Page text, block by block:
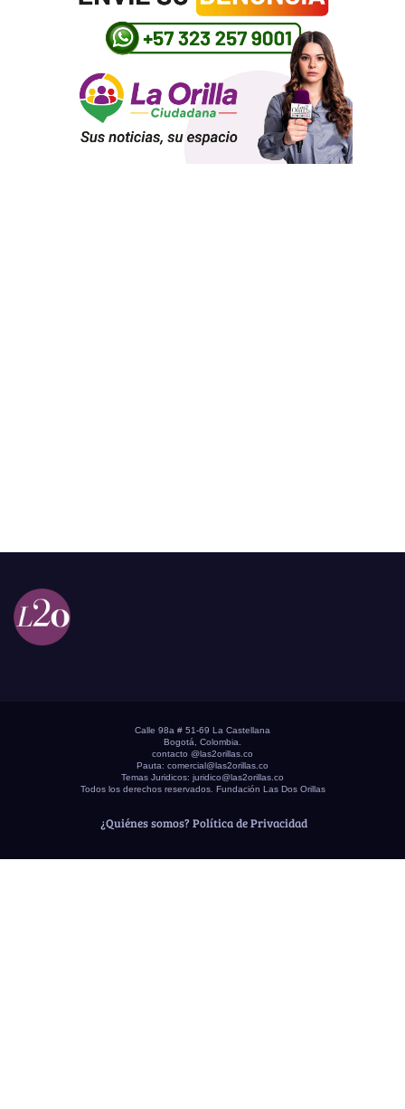
Calle 98a # 51-69 La Castellana
Bogotá, Colombia.
contacto @las2orillas.co
Pauta: comercial@las2orillas.co
Temas Juridicos: juridico@las2orillas.co
Todos los derechos reservados. Fundación Las Dos Orillas
¿Quiénes somos? Política de Privacidad